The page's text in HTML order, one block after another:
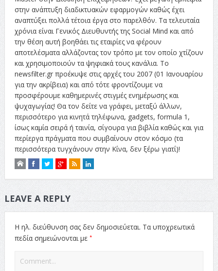
στην ανάπτυξη διαδικτυακών εφαρμογών καθώς έχει
αναπτύξει πολλά τέτοια έργα στο παρελθόν. Τα τελευταία
χρόνια είναι Γενικός Διευθυντής της Social Mind και από
την θέση αυτή βοηθάει τις εταιρίες να φέρουν
αποτελέσματα αλλάζοντας τον τρόπο με τον οποίο χτίζουν
και χρησιμοποιούν τα ψηφιακά τους κανάλια. Το
newsfilter.gr προέκυψε στις αρχές του 2007 (01 Ιανουαρίου
για την ακρίβεια) και από τότε φροντίζουμε να
προσφέρουμε καθημερινές στιγμές ενημέρωσης και
ψυχαγωγίας! Θα τον δείτε να γράφει, μεταξύ άλλων,
περισσότερο για κινητά τηλέφωνα, gadgets, formula 1,
ίσως καμία σειρά ή ταινία, σίγουρα για βιβλία καθώς και για
περίεργα πράγματα που συμβαίνουν στον κόσμο (τα
περισσότερα τυγχάνουν στην Κίνα, δεν ξέρω γιατί)!
LEAVE A REPLY
Η ηλ. διεύθυνση σας δεν δημοσιεύεται. Τα υποχρεωτικά
πεδία σημειώνονται με *